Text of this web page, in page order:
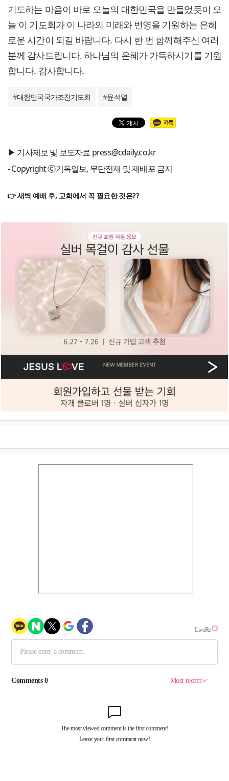
기도하는 마음이 바로 오늘의 대한민국을 만들었듯이 오
늘 이 기도회가 이 나라의 미래와 번영을 기원하는 은혜
로운 시간이 되길 바랍니다. 다시 한 번 함께해주신 여러
분께 감사드립니다. 하나님의 은혜가 가득하시기를 기원
합니다. 감사합니다.
#대한민국국가조찬기도회 #윤석열
▶ 기사제보 및 보도자료 press@cdaily.co.kr
- Copyright ⓒ기독일보, 무단전재 및 재배포 금지
👉 새벽 예배 후, 교회에서 꼭 필요한 것은??